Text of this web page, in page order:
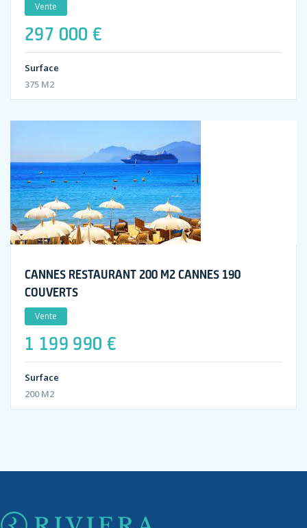
Vente
297 000 €
Surface
375 M2
CANNES RESTAURANT 200 M2 CANNES 190
COUVERTS
Vente
1 199 990 €
Surface
200 M2